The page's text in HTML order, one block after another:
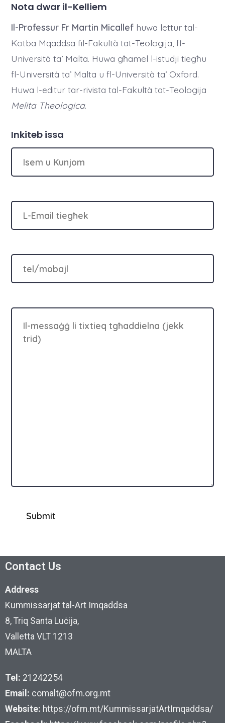
Nota dwar il-Kelliem
Il-Professur Fr Martin Micallef huwa lettur tal-
Kotba Mqaddsa fil-Fakultà tat-Teologija, fI-
Università ta’ Malta. Huwa għamel l-istudji tiegħu
fl-Università ta’ Malta u fl-Università ta’ Oxford.
Huwa l-editur tar-rivista tal-Fakultà tat-Teologija
Melita Theologica.
Inkiteb issa
Contact Us
Address
Kummissarjat tal-Art Imqaddsa
8, Triq Santa Luċija,
Valletta VLT 1213
MALTA
Tel: 21242254
Email: comalt@ofm.org.mt
Website: https://ofm.mt/KummissarjatArtImqaddsa/